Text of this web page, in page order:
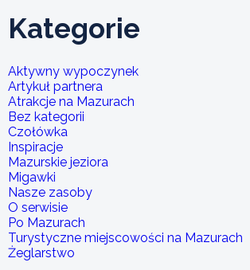
Kategorie
Aktywny wypoczynek
Artykuł partnera
Atrakcje na Mazurach
Bez kategorii
Czołówka
Inspiracje
Mazurskie jeziora
Migawki
Nasze zasoby
O serwisie
Po Mazurach
Turystyczne miejscowości na Mazurach
Żeglarstwo